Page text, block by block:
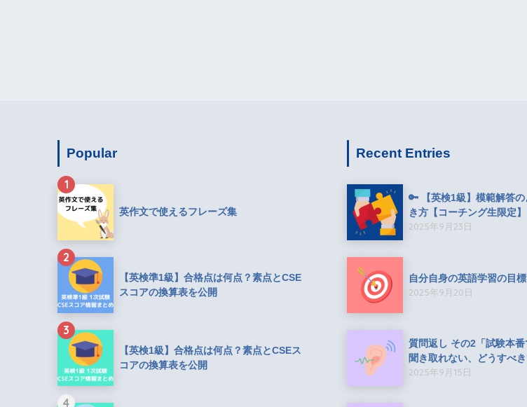
Popular
1
英作文で使えるフレーズ集
2
【英検準1級】合格点は何点？素点とCSE
スコアの換算表を公開
3
【英検1級】合格点は何点？素点とCSEス
コアの換算表を公開
4
Recent Entries
🔑 【英検1級】模範解答
き方【コーチング生限定】
2025年9月23日
自分自身の英語学習の目標
2025年9月20日
質問返し その2「試験本
聞き取れない、どうすべき
2025年9月15日